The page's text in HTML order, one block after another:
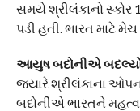
સમયે શ્રીલંકાનો સ્કોર
પડી હતી. ભારત માટે
આયુષ બદોનીએ
જ્યારે શ્રીલંકાના
બદોનીએ ભારતને